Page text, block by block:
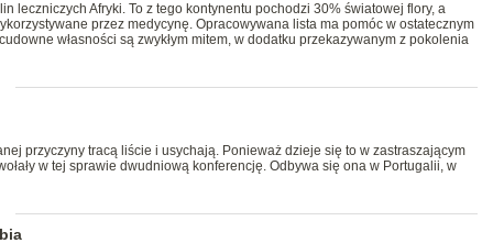
leczniczych Afryki. To z tego kontynentu pochodzi 30% światowej flory, a
przez medycynę. Opracowywana lista ma pomóc w ostatecznym
własności są zwykłym mitem, w dodatku przekazywanym z pokolenia
przyczyny tracą liście i usychają. Ponieważ dzieje się to w zastraszającym
w tej sprawie dwudniową konferencję. Odbywa się ona w Portugalii, w